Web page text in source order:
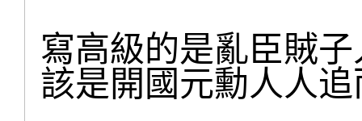
寫高級的是亂臣賊
該是開國元勳人人